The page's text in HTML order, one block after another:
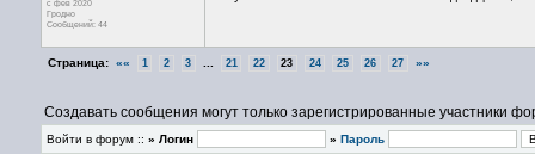
с фев 2020
Гродно
Сообщений: 44
Страница: «« 1 2 3 21 22 23 24 25 26 27 »»
Создавать сообщения могут только зарегистрированные участники
Войти в форум :: » Логин » Пароль